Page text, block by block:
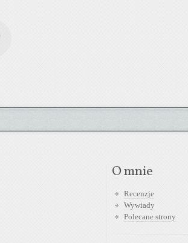
O mnie
Recenzje
Wywiady
Polecane strony